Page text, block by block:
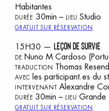
Habitantes
DURÉE 30min – LIEU Studio
GRATUIT SUR RÉSERVATION
15H30 — LEÇON DE SURVIE
DE Nuno M Cardoso
TRADUCTION Thomas
AVEC les participant.es du
INTERVENANT Alexandre
DURÉE 30min – LIEU Grande
GRATUIT SUR RÉSERVATION